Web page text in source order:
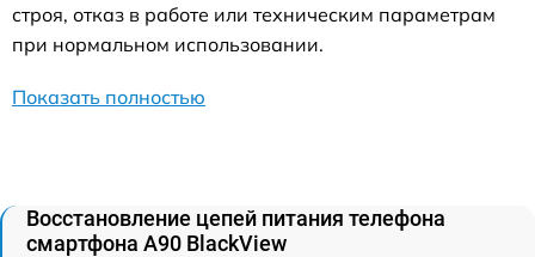
строя, отказ в работе или техническим параметрам
при нормальном использовании.
Показать полностью
Восстановление цепей питания телефона
смартфона A90 BlackView